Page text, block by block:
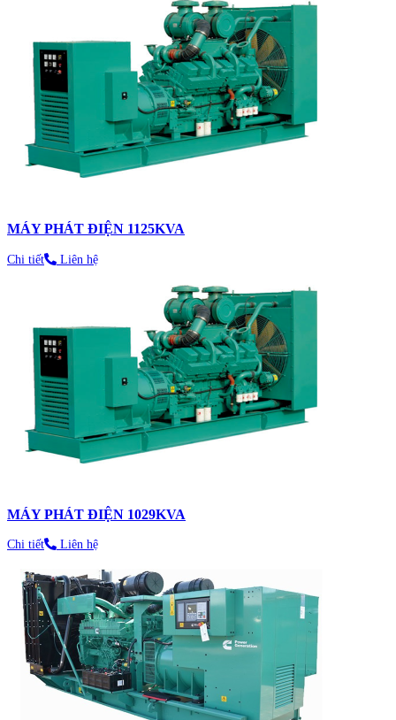
MÁY PHÁT ĐIỆN 1125KVA
Chi tiết Liên hệ
MÁY PHÁT ĐIỆN 1029KVA
Chi tiết Liên hệ